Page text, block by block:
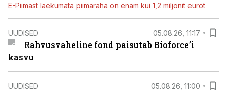
E-Piimast laekumata piimaraha on enam kui 1,2 miljonit eurot
UUDISED 05.08.26, 11:17
Rahvusvaheline fond paisutab Bioforce’i
kasvu
UUDISED 05.08.26, 11:00